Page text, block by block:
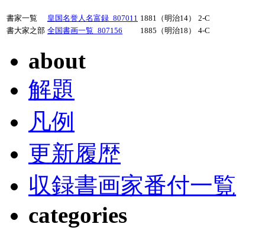
書家一覧 皇国名誉人名富録_807011 1881（明治14）
2-C
書大家之部 全国書画一覧_807156 1885（明治18） 4-C
about
解題
凡例
更新履歴
収録書画家番付一覧
categories